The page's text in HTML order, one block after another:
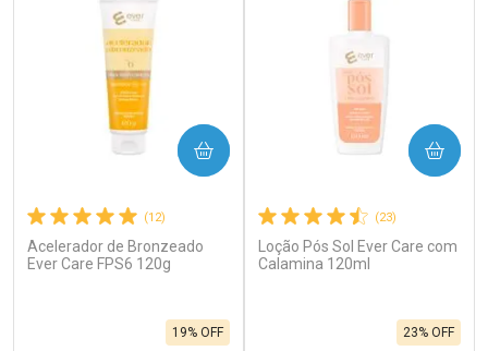
(12)
Acelerador de Bronzeado
Ever Care FPS6 120g
19% OFF
COMPRAR
(23)
Loção Pós Sol Ever Care com
Calamina 120ml
23% OFF
COMPRAR